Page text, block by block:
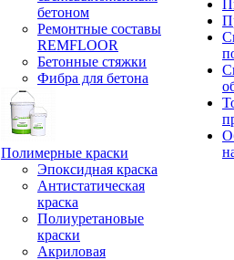
бетоном
Ремонтные составы
REMFLOOR
Бетонные стяжки
Фибра для бетона
Полимерные краски
Эпоксидная краска
Антистатическая
краска
Полиуретановые
краски
Акриловая